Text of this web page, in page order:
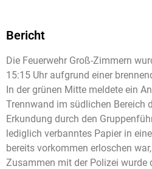
Bericht
Die Feuerwehr Groß-Zimmern
15:15 Uhr aufgrund einer
In der grünen Mitte meldete ein
Trennwand im südlichen Bereich
Erkundung durch den
lediglich verbanntes Papier in
bereits vorkommen erloschen
Zusammen mit der Polizei wurde